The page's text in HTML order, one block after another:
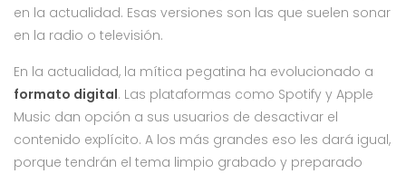
en la actualidad. Esas versiones son las que suelen sonar
en la radio o televisión.
En la actualidad, la mítica pegatina ha evolucionado a
formato digital. Las plataformas como Spotify y Apple
Music dan opción a sus usuarios de desactivar el
contenido explícito. A los más grandes eso les dará igual,
porque tendrán el tema limpio grabado y preparado